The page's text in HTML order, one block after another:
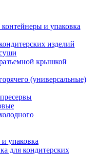
и упаковка
изделий
крышкой
(универсальные)
упаковка
для кондитерских